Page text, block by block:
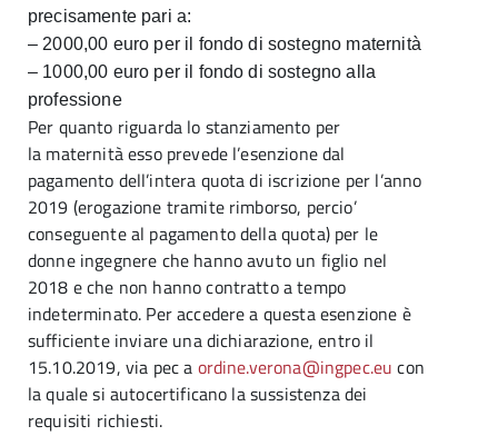
precisamente pari a:
– 2000,00 euro per il fondo di sostegno maternità
– 1000,00 euro per il fondo di sostegno alla
professione
Per quanto riguarda lo stanziamento per
la maternità esso prevede l’esenzione dal
pagamento dell’intera quota di iscrizione per l’anno
2019 (erogazione tramite rimborso, percio’
conseguente al pagamento della quota) per le
donne ingegnere che hanno avuto un figlio nel
2018 e che non hanno contratto a tempo
indeterminato. Per accedere a questa esenzione è
sufficiente inviare una dichiarazione, entro il
15.10.2019, via pec a ordine.verona@ingpec.eu con
la quale si autocertificano la sussistenza dei
requisiti richiesti.